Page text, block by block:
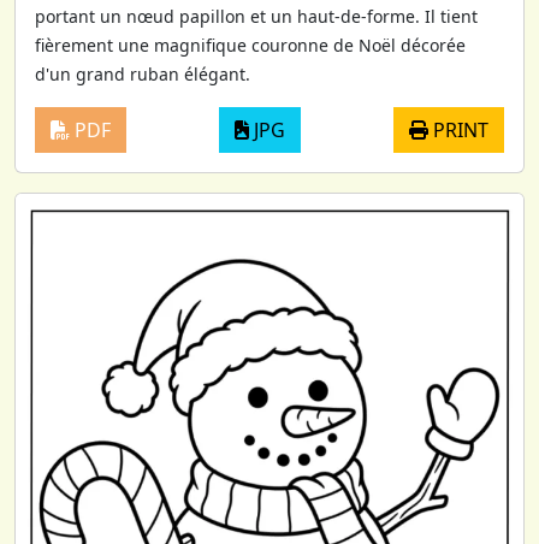
portant un nœud papillon et un haut-de-forme. Il tient
fièrement une magnifique couronne de Noël décorée
d'un grand ruban élégant.
PDF JPG PRINT